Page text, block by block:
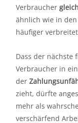
Verbraucher
ähnlich wie in den
häufiger
Dass der nächste
Verbraucher in
der
zieht, dürfte
mehr als
verschärfend